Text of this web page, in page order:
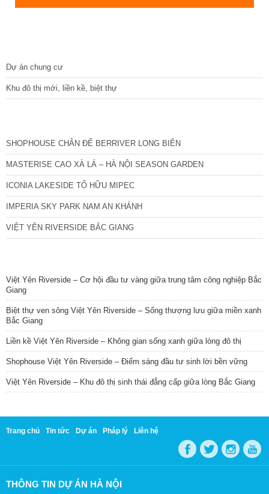
Dự án chung cư
Khu đô thị mới, liền kề, biệt thự
SHOPHOUSE CHÂN ĐẾ BERRIVER LONG BIÊN
MASTERISE CAO XÀ LÁ – HÀ NỘI SEASON GARDEN
ICONIA LAKESIDE TỐ HỮU MIPEC
IMPERIA SKY PARK NAM AN KHÁNH
VIỆT YÊN RIVERSIDE BẮC GIANG
Việt Yên Riverside – Cơ hội đầu tư vàng giữa trung tâm công nghiệp Bắc
Giang
Biệt thự ven sông Việt Yên Riverside – Sống thượng lưu giữa miền xanh
Bắc Giang
Liền kề Việt Yên Riverside – Không gian sống xanh giữa lòng đô thị
Shophouse Việt Yên Riverside – Điểm sáng đầu tư sinh lời bền vững
Việt Yên Riverside – Khu đô thị sinh thái đẳng cấp giữa lòng Bắc Giang
Trang chủ Tin tức Dự án Pháp lý Liên hệ
THÔNG TIN DỰ ÁN HÀ NỘI